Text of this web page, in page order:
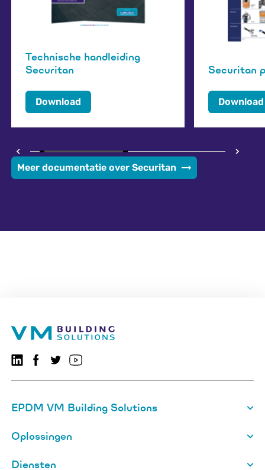
Technische handleiding
Securitan
Download
Securitan
Download
Meer documentatie over Securitan
Volg ons op LinkedIn
Volg ons op Facebook
VMBSO.general.social.twitter.follow
Bezoek ons YouTube-kanaal
EPDM VM Building Solutions
Oplossingen
Diensten